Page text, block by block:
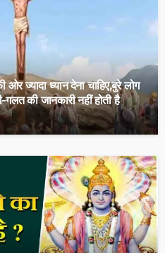
ज्यादा ध्यान देना चाहिए,बुरे लोग
गलत की जानकारी नहीं होती है